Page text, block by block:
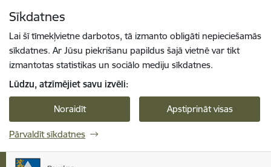
Sīkdatnes
Lai šī tīmekļvietne darbotos, tā izmanto obligāti nepieciešamās
sīkdatnes. Ar Jūsu piekrišanu papildus šajā vietnē var tikt
izmantotas statistikas un sociālo mediju sīkdatnes.
Lūdzu, atzīmējiet savu izvēli:
Noraidīt Apstiprināt visas
Pārvaldīt sīkdatnes